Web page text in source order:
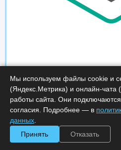
Характеристики
Мы используем файлы cookie и
(Яндекс.Метрика) и онлайн-чата
работы сайта. Они
согласия. Подробнее — в
данных
Принять
Отказать